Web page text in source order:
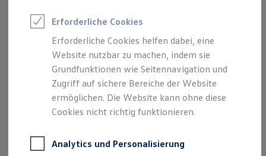
Digitaler Marktplatz
Kauf & Finanzierung
Online-Fahrzeugbewertung
Aktionen & Angebote
E-Auto-Förderung
Für Privatkunden
Für Gewerbekunden
Profi Paket
TopDeal
Zertifizierte Gebrauchtwagen
Impressum
Datenschutzerklärung
Impressum
K. Heinz Diekow GmbH & Co. KG
Erforderliche Cookies
Erforderliche Cookies helfen dabei, eine
Website nutzbar zu machen, indem sie
Grundfunktionen wie Seitennavigation und
Zugriff auf sichere Bereiche der Website
ermöglichen. Die Website kann ohne diese
Cookies nicht richtig funktionieren.
Analytics und Personalisierung